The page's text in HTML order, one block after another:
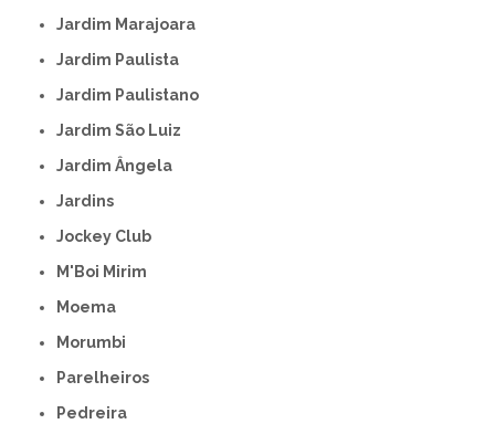
Jardim Marajoara
Jardim Paulista
Jardim Paulistano
Jardim São Luiz
Jardim Ângela
Jardins
Jockey Club
M'Boi Mirim
Moema
Morumbi
Parelheiros
Pedreira